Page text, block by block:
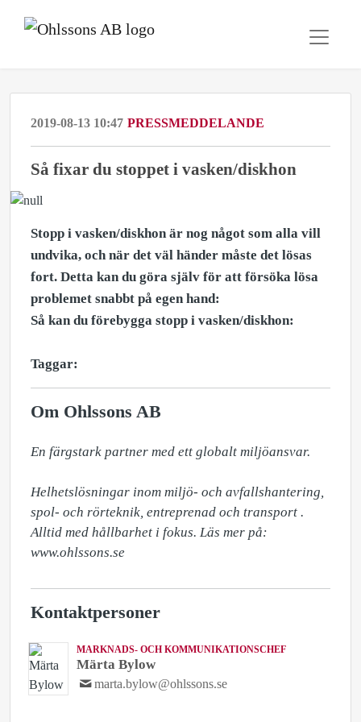
2019-08-13 10:47 PRESSMEDDELANDE
Så fixar du stoppet i vasken/diskhon
Stopp i vasken/diskhon är nog något som alla vill
undvika, och när det väl händer måste det lösas
fort. Detta kan du göra själv för att försöka lösa
problemet snabbt på egen hand:
Så kan du förebygga stopp i vasken/diskhon:
Taggar:
Om Ohlssons AB
En färgstark partner med ett globalt miljöansvar.
Helhetslösningar inom miljö- och avfallshantering,
spol- och rörteknik, entreprenad och transport .
Alltid med hållbarhet i fokus. Läs mer på:
www.ohlssons.se
Kontaktpersoner
MARKNADS- OCH KOMMUNIKATIONSCHEF
Märta Bylow
marta.bylow@ohlssons.se